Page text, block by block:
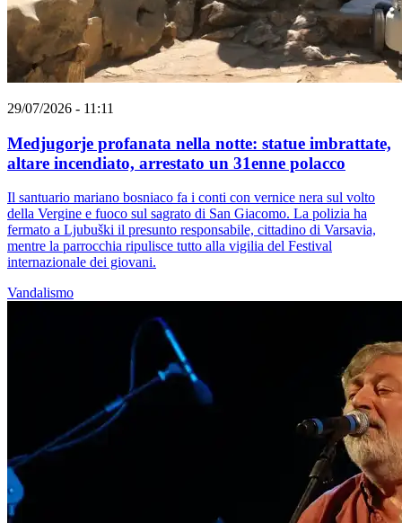
29/07/2026 - 11:11
Medjugorje profanata nella notte: statue imbrattate,
altare incendiato, arrestato un 31enne polacco
Il santuario mariano bosniaco fa i conti con vernice nera sul volto
della Vergine e fuoco sul sagrato di San Giacomo. La polizia ha
fermato a Ljubuški il presunto responsabile, cittadino di Varsavia,
mentre la parrocchia ripulisce tutto alla vigilia del Festival
internazionale dei giovani.
Vandalismo